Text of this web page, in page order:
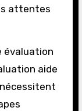
attentes
évaluation
aide